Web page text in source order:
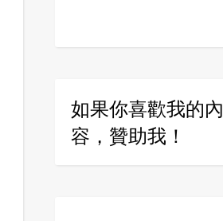
如果你喜歡我的內
容，贊助我！